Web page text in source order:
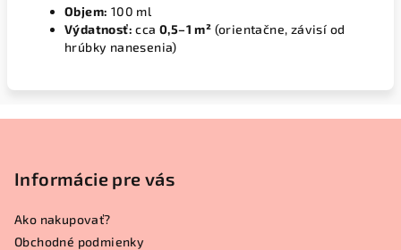
Objem: 100 ml
Výdatnosť: cca 0,5–1 m² (orientačne, závisí od
hrúbky nanesenia)
Informácie pre vás
Ako nakupovať?
Obchodné podmienky